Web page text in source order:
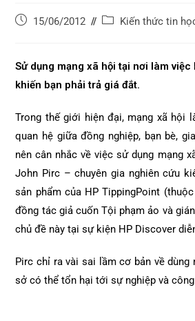
15/06/2012 Kiến thức tin
Sử dụng mạng xã hội tại nơi làm
khiến bạn phải trả giá đắt.
Trong thế giới hiện đại, mạng xã hội
quan hệ giữa đồng nghiệp, bạn bè,
nên cân nhắc về việc sử dụng mạng
John Pirc – chuyên gia nghiên cứu
sản phẩm của HP TippingPoint
đồng tác giả cuốn Tội phạm ảo và
chủ đề này tại sự kiện HP Discover
Pirc chỉ ra vài sai lầm cơ bản về dùng
sở có thể tổn hại tới sự nghiệp và